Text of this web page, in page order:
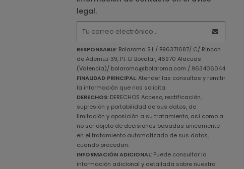
legal.
RESPONSABLE: Bolaroma S.L./ B96371687/ C/ Rincon
de Ademuz 39, P.I. El Bovalar, 46970 Alacuas
(Valencia)/ bolaroma@bolaroma.com / 963406044
FINALIDAD PRINCIPAL: Atender las consultas y remitir
la información que nos solicita.
DERECHOS: DERECHOS Acceso, rectificación,
supresión y portabilidad de sus datos, de
limitación y oposición a su tratamiento, así como a
no ser objeto de decisiones basadas únicamente
en el tratamiento automatizado de sus datos,
cuando procedan.
INFORMACIÓN ADICIONAL: Puede consultar la
información adicional y detallada sobre nuestra